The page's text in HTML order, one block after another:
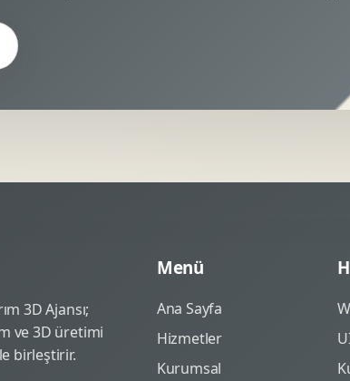
3D Ajansı;
ve 3D üretimi
birleştirir.
Menü
Ana Sayfa
Hizmetler
Kurumsal